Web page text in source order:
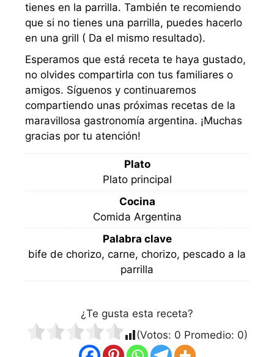
tienes en la parrilla. También te recomiendo
que si no tienes una parrilla, puedes hacerlo
en una grill ( Da el mismo resultado).
Esperamos que está receta te haya gustado,
no olvides compartirla con tus familiares o
amigos. Síguenos y continuaremos
compartiendo unas próximas recetas de la
maravillosa gastronomía argentina. ¡Muchas
gracias por tu atención!
Plato
Plato principal
Cocina
Comida Argentina
Palabra clave
bife de chorizo, carne, chorizo, pescado a la
parrilla
¿Te gusta esta receta?
(Votos: 0 Promedio: 0)